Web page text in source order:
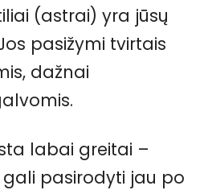
(astrai) yra jūsų
pasižymi tvirtais
dažnai
labai greitai –
pasirodyti jau po